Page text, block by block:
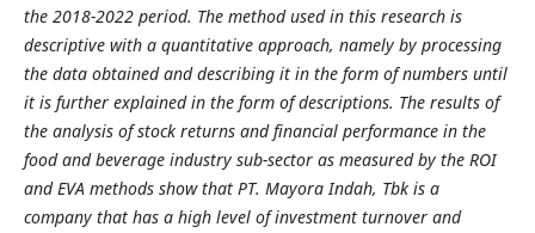
the 2018-2022 period. The method used in this research is
descriptive with a quantitative approach, namely by processing
the data obtained and describing it in the form of numbers until
it is further explained in the form of descriptions. The results of
the analysis of stock returns and financial performance in the
food and beverage industry sub-sector as measured by the ROI
and EVA methods show that PT. Mayora Indah, Tbk is a
company that has a high level of investment turnover and